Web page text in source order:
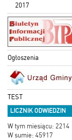
2017
Ogłoszenia
TEST
LICZNIK ODWIEDZIN
W tym miesiącu: 2214
W sumie: 45917